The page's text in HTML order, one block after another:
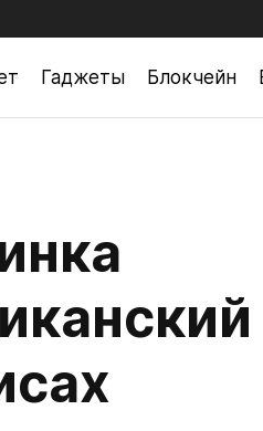
Гаджеты Блокчейн